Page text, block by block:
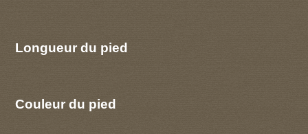
Longueur du pied
Couleur du pied